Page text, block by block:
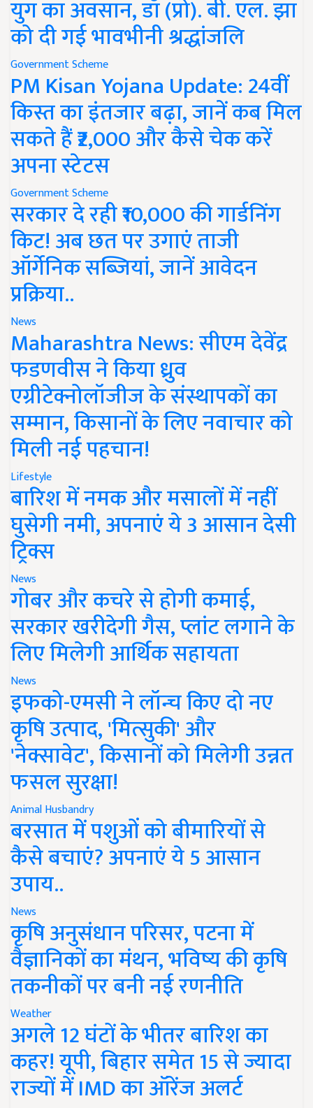
युग का अवसान, डॉ (प्रो). बी. एल. झा
को दी गई भावभीनी श्रद्धांजलि
Government Scheme
PM Kisan Yojana Update: 24वीं
किस्त का इंतजार बढ़ा, जानें कब मिल
सकते हैं ₹2,000 और कैसे चेक करें
अपना स्टेटस
Government Scheme
सरकार दे रही ₹10,000 की गार्डनिंग
किट! अब छत पर उगाएं ताजी
ऑर्गेनिक सब्जियां, जानें आवेदन
प्रक्रिया..
News
Maharashtra News: सीएम देवेंद्र
फडणवीस ने किया ध्रुव
एग्रीटेक्नोलॉजीज के संस्थापकों का
सम्मान, किसानों के लिए नवाचार को
मिली नई पहचान!
Lifestyle
बारिश में नमक और मसालों में नहीं
घुसेगी नमी, अपनाएं ये 3 आसान देसी
ट्रिक्स
News
गोबर और कचरे से होगी कमाई,
सरकार खरीदेगी गैस, प्लांट लगाने के
लिए मिलेगी आर्थिक सहायता
News
इफको-एमसी ने लॉन्च किए दो नए
कृषि उत्पाद, 'मित्सुकी' और
'नेक्सावेट', किसानों को मिलेगी उन्नत
फसल सुरक्षा!
Animal Husbandry
बरसात में पशुओं को बीमारियों से
कैसे बचाएं? अपनाएं ये 5 आसान
उपाय..
News
कृषि अनुसंधान परिसर, पटना में
वैज्ञानिकों का मंथन, भविष्य की कृषि
तकनीकों पर बनी नई रणनीति
Weather
अगले 12 घंटों के भीतर बारिश का
कहर! यूपी, बिहार समेत 15 से ज्यादा
राज्यों में IMD का ऑरेंज अलर्ट